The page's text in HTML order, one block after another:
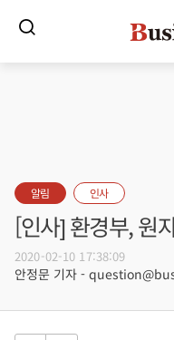
알림 인사
[인사] 환경부, 원
2020-02-10 17:38:09
안정문 기자 -